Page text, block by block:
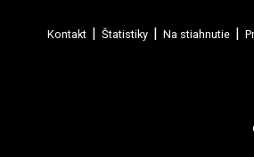
Kontakt Štatistiky Na stiahnutie